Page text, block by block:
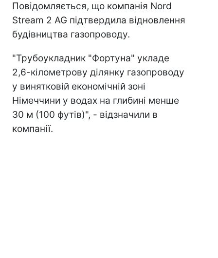
Повідомляється, що компанія Nord
Stream 2 AG підтвердила відновлення
будівництва газопроводу.
"Трубоукладник "Фортуна" укладе
2,6-кілометрову ділянку газопроводу
у винятковій економічній зоні
Німеччини у водах на глибині менше
30 м (100 футів)", - відзначили в
компанії.